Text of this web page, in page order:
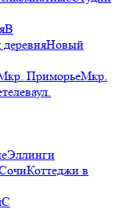
В
Новый
ПриморьеМкр.
ул.
Эллинги
Коттеджи в
С